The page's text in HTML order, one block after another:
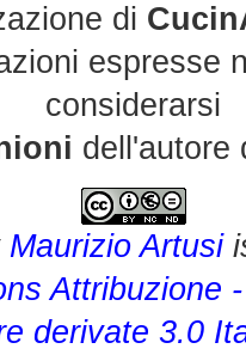
di
espresse
considerarsi
dell'autore
Maurizio Artusi
Attribuzione
derivate 3.0